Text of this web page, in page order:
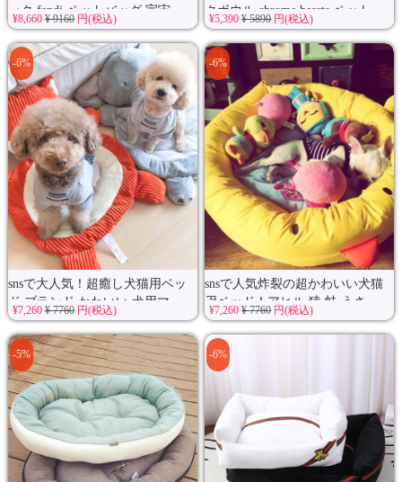
ック fendi ペットバッグ 宇宙...
¥8,660 ¥ 9160円(税込)
クボウル chrome hearts ペット...
¥5,390¥ 5890円(税込)
snsで大人気！超癒し犬猫用ベッ
ド ブランド かわいい 犬用マ...
-6%
¥7,260 ¥ 7760円(税込)
snsで人気炸裂の超かわいい犬猫
用ベッド！アヒル 猿 蛙 うさ...
-6%
¥7,260¥ 7760円(税込)
-5% -6%